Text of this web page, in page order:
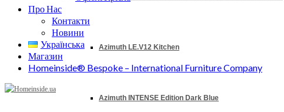
Azimuth LE.V12 Kitchen
Azimuth INTENSE Edition Dark Blue
Про Нас
Контакти
Новини
Українська
Магазин
Homeinside® Bespoke – International Furniture Company